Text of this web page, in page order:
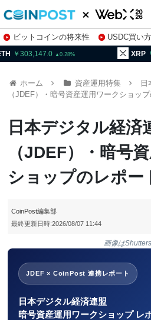
ビットコインの将来性 USDC買い方
株特集・関連銘柄
0.28 XRP
ホーム 資産運用特集
日
（JDEF）・暗号資産運用ワークショッ
日本デジタル経済
（JDEF）・暗号
ショップのレポー
CoinPost編集部
最終更新日時:2026/08/07 11:44
画像は
JDEF × CoinPost 連携レポート
日本デジタル経済連盟
暗号資産運用ワークショップ レ